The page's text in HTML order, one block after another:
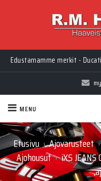
Edustamamme merkit -
MENU
Etusivu › Ajovarusteet ›
Ajohousut › iXS JEANS